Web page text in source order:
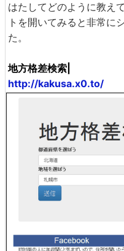
はたしてどのように教え
トを開いてみると非常に
た。
地方格差検索|
http://kakusa.x0.to/